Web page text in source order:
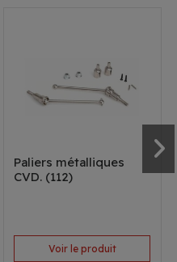
Paliers métalliques
CVD. (112)
Voir le produit